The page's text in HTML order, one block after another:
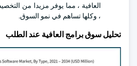
العافية ، مما يوفر مزيدا من
، وكلها تساهم في نمو السوق.
تحليل سوق برامج العافية عند الطلب